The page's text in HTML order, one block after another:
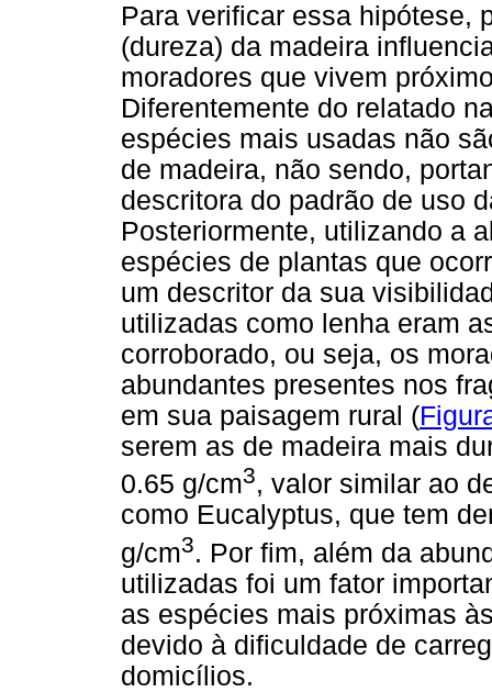
Para verificar essa hipótese,
(dureza) da madeira
moradores que vivem
Diferentemente do relatado
espécies mais usadas não
de madeira, não sendo,
descritora do padrão de uso
Posteriormente, utilizando a
espécies de plantas que
um descritor da sua
utilizadas como lenha eram
corroborado, ou seja, os
abundantes presentes nos
em sua paisagem rural (
serem as de madeira mais
0.65 g/cm3, valor similar ao
como Eucalyptus, que tem
g/cm3. Por fim, além da
utilizadas foi um fator
as espécies mais próximas
devido à dificuldade de
domicílios.